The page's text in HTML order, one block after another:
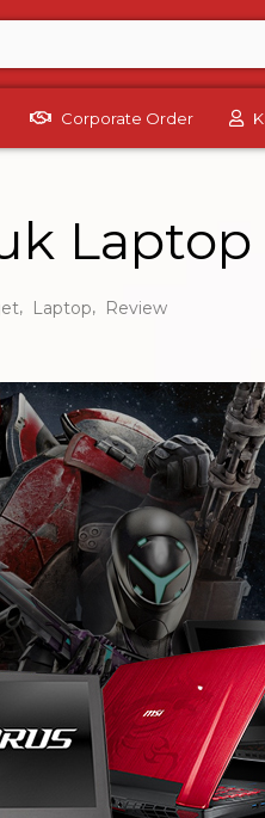
Corporate Order
, Laptop, Review